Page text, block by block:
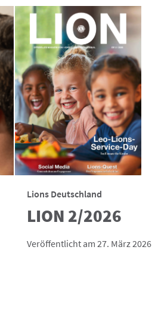
Lions Deutschland
LION 2/2026
Veröffentlicht am 27. März 2026